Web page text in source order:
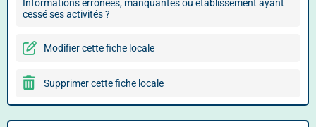
Informations erronées, manquantes ou établissement ayant
cessé ses activités ?
Modifier cette fiche locale
Supprimer cette fiche locale